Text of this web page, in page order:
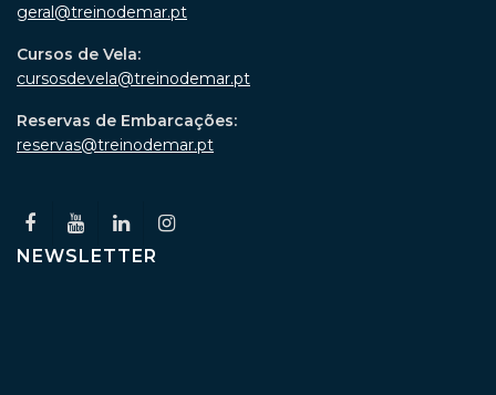
geral@treinodemar.pt
Cursos de Vela:
cursosdevela@treinodemar.pt
Reservas de Embarcações:
reservas@treinodemar.pt
NEWSLETTER